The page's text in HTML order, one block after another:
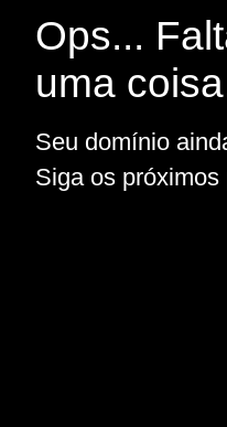
Ops...
uma
Seu domínio
Siga os próximos